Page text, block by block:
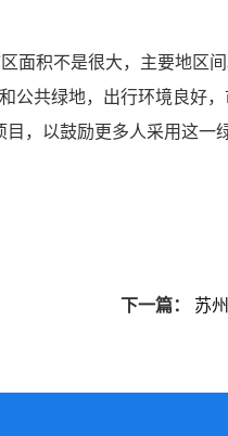
面积不是很大，主要地区
公共绿地，出行环境良好
，以鼓励更多人采用这一
下一篇： 苏